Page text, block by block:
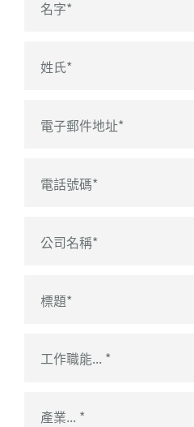
名字*
姓氏*
電子郵件地址*
電話號碼*
公司名稱*
標題*